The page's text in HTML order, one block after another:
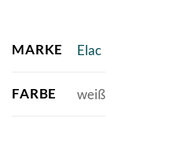
MARKE Elac
FARBE weiß